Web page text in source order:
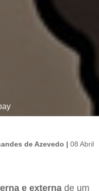
de Azevedo | 08 Abril
e externa de um